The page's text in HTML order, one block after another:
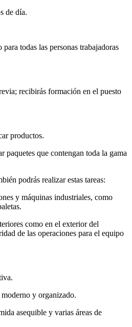
de día.
todas las personas trabajadoras
recibirás formación en el puesto
productos.
paquetes que contengan toda la gama
podrás realizar estas tareas:
y máquinas industriales, como
como en el exterior del
de las operaciones para el equipo
y organizado.
asequible y varias áreas de